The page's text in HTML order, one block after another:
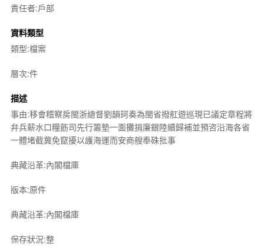
責任者:戶部
資料類型
類型:檔案
層次:件
描述
事由:移會稽察房閩浙總督劉韻珂奏為閩省撥舡遊巡現已議定章程將
弁兵薪水口糧飭司先行籌墊一面攤捐廉銀陸續歸補並預咨沿海各省
一體堵截冀免竄擾以護海運而安商艘奉硃批事
典藏沿革:內閣檔庫
版本:原件
典藏沿革:內閣檔庫
保存狀況:整